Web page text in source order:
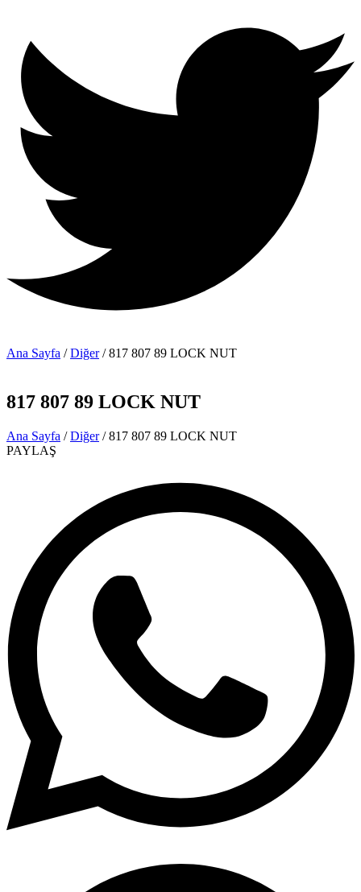
Ana Sayfa /Diğer/ 817 807 89 LOCK NUT
817 807 89 LOCK NUT
Ana Sayfa /Diğer/ 817 807 89 LOCK NUT
PAYLAŞ